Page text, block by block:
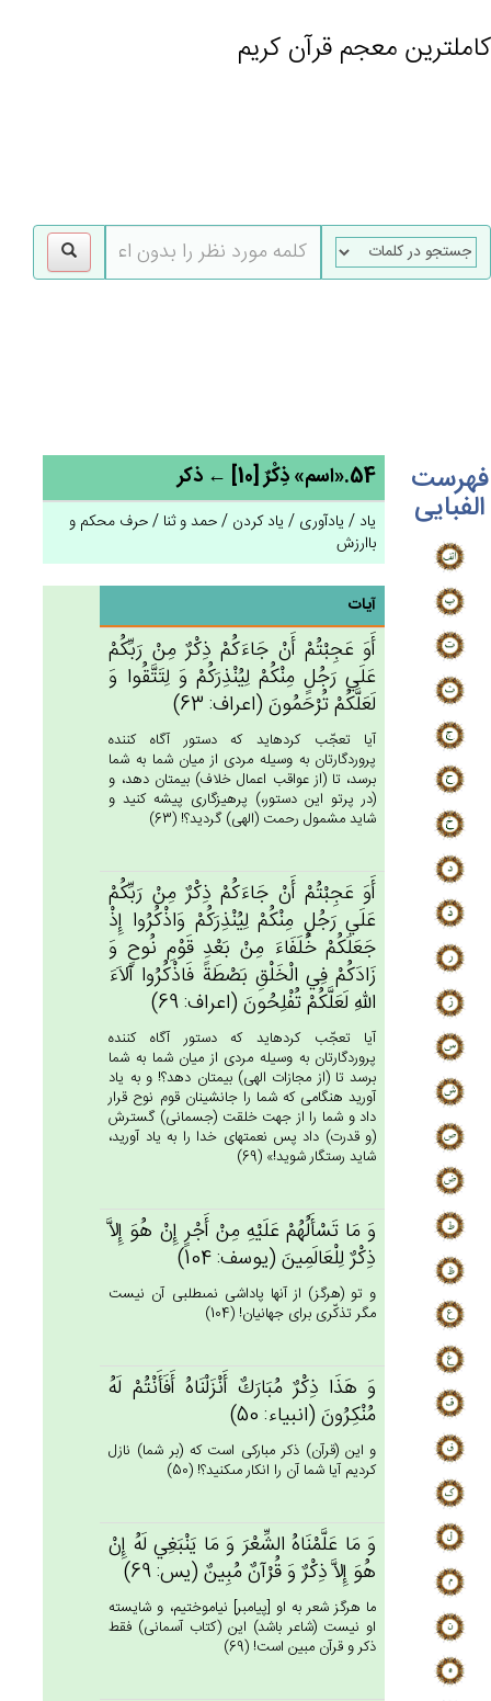
کاملترین معجم قرآن کریم
فهرست
الفبایی
54.«اسم» ذِكْرٌ [10] ← ذکر
یاد / یادآوری / یاد کردن / حمد و ثنا / حرف محکم و
باارزش
آیات
أَوَ عَجِبْتُم‌ْ أَن‌ْ جَاءَكُم‌ْ ذِكْرٌ مِن‌ْ رَبِّكُم‌ْ
عَلَي‌ رَجُل‌ٍ مِنْكُم‌ْ لِيُنْذِرَكُم‌ْ وَ لِتَتَّقُوا وَ
لَعَلَّكُم‌ْ تُرْحَمُون‌َ (اعراف: 63)
آيا تعجّب كرده‏ايد كه دستور آگاه كننده
پروردگارتان به وسيله مردى از ميان شما به شما
برسد، تا (از عواقب اعمال خلاف) بيمتان دهد، و
(در پرتو اين دستور،) پرهيزگارى پيشه كنيد و
شايد مشمول رحمت (الهى) گرديد؟! (63)
أَوَ عَجِبْتُم‌ْ أَنْ‌ جَاءَكُم‌ْ ذِكْرٌ مِنْ‌ رَبِّكُم‌ْ
عَلَي‌ رَجُل‌ٍ مِنْكُم‌ْ لِيُنْذِرَكُم‌ْ وَاذْكُرُوا إِذْ
جَعَلَكُم‌ْ خُلَفَاءَ مِن‌ْ بَعْدِ قَوْم‌ِ نُوح‌ٍ وَ
زَادَكُم‌ْ فِي‌ الْخَلْق‌ِ بَصْطَة‌ً فَاذْكُرُوا آلاَءَ
الله‌ِ لَعَلَّكُم‌ْ تُفْلِحُون‌َ (اعراف: 69)
آيا تعجّب كرده‏ايد كه دستور آگاه كننده
پروردگارتان به وسيله مردى از ميان شما به شما
برسد تا (از مجازات الهى) بيمتان دهد؟! و به ياد
آوريد هنگامى كه شما را جانشينان قوم نوح قرار
داد و شما را از جهت خلقت (جسمانى) گسترش
(و قدرت) داد پس نعمتهاى خدا را به ياد آوريد،
شايد رستگار شويد!» (69)
وَ مَا تَسْأَلُهُم‌ْ عَلَيْه‌ِ مِن‌ْ أَجْرٍ إِن‌ْ هُوَ إِلاَّ
ذِكْرٌ لِلْعَالَمِينَ‌ (يوسف: 104)
و تو (هرگز) از آنها پاداشى نمى‏طلبى آن نيست
مگر تذكّرى براى جهانيان! (104)
وَ هَذَا ذِكْرٌ مُبَارَك‌ٌ أَنْزَلْنَاه‌ُ أَفَأَنْتُم‌ْ لَه‌ُ
مُنْكِرُون‌َ (انبياء: 50)
و اين (قرآن) ذكر مباركى است كه (بر شما) نازل
كرديم آيا شما آن را انكار مى‏كنيد؟! (50)
وَ مَا عَلَّمْنَاه‌ُ الشِّعْرَ وَ مَا يَنْبَغِي‌ لَه‌ُ إِن‌ْ
هُوَ إِلاَّ ذِكْرٌ وَ قُرْآن‌ٌ مُبِين‌ٌ (يس: 69)
ما هرگز شعر به او [پيامبر] نياموختيم، و شايسته
او نيست (شاعر باشد) اين (كتاب آسمانى) فقط
ذكر و قرآن مبين است! (69)